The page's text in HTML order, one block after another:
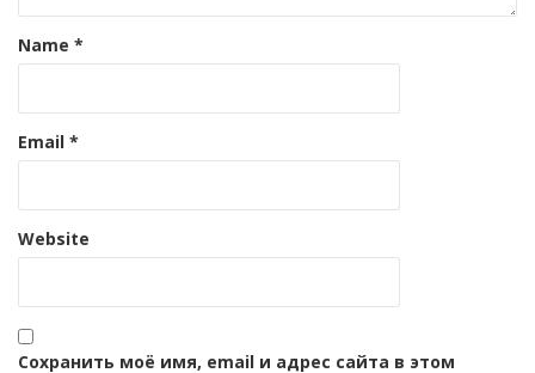
Name *
Email *
Website
Сохранить моё имя, email и адрес сайта в этом